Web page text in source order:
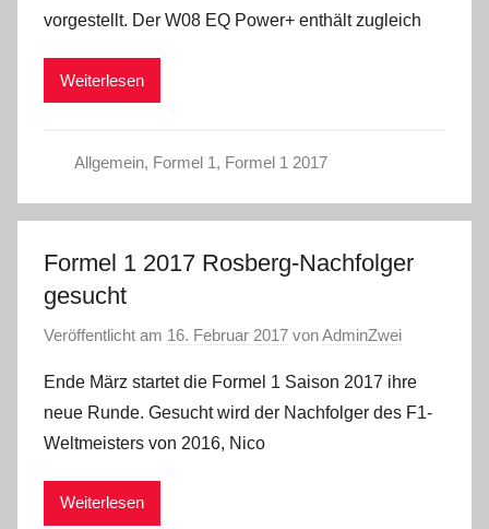
vorgestellt. Der W08 EQ Power+ enthält zugleich
Weiterlesen
Allgemein, Formel 1, Formel 1 2017
Formel 1 2017 Rosberg-Nachfolger
gesucht
Veröffentlicht am 16. Februar 2017 vonAdminZwei
Ende März startet die Formel 1 Saison 2017 ihre
neue Runde. Gesucht wird der Nachfolger des F1-
Weltmeisters von 2016, Nico
Weiterlesen